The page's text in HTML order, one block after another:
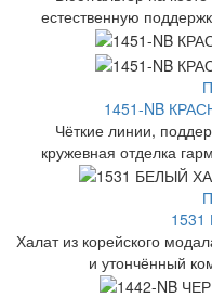
естественную
1451-NB
Чёткие линии,
кружевная отделка
Халат из корейского
и утончённый